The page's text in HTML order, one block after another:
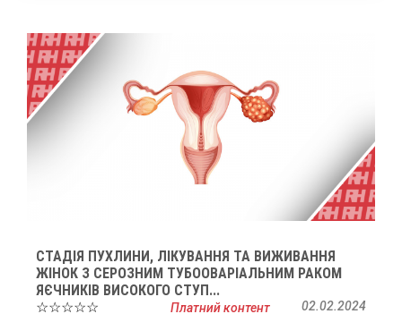
СТАДІЯ ПУХЛИНИ, ЛІКУВАННЯ ТА ВИЖИВАННЯ
ЖІНОК З СЕРОЗНИМ ТУБООВАРІАЛЬНИМ РАКОМ
ЯЄЧНИКІВ ВИСОКОГО СТУП...
☆☆☆☆☆
02.02.2024
Платний контент